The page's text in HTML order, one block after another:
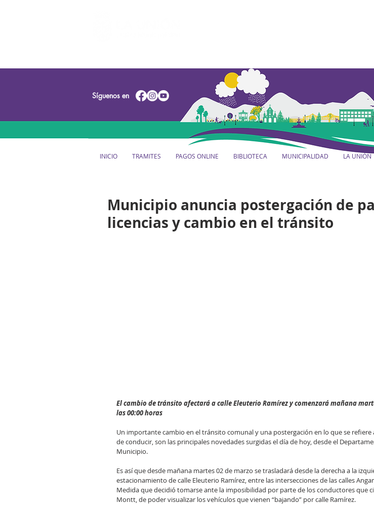
Síguenos en
INICIO TRAMITES PAGOS ONLINE BIBLIOTECA MUNICIPALIDAD LA UNIÓN
Municipio anuncia postergación de
licencias y cambio en el tránsito
El cambio de tránsito afectará a calle Eleuterio Ramírez y comenzará mañana
las 00:00 horas
Un importante cambio en el tránsito comunal y una postergación en lo que se refiere
de conducir, son las principales novedades surgidas el día de hoy, desde el
Municipio.
Es así que desde mañana martes 02 de marzo se trasladará desde la derecha a la
estacionamiento de calle Eleuterio Ramírez, entre las intersecciones de las calles
Medida que decidió tomarse ante la imposibilidad por parte de los conductores que
Montt, de poder visualizar los vehículos que vienen “bajando” por calle Ramírez.